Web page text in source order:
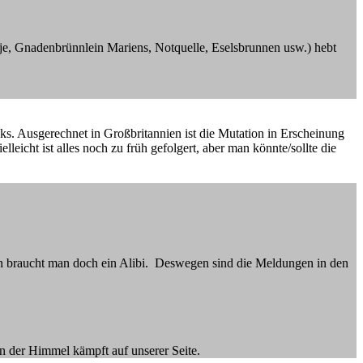
Gnadenbrünnlein Mariens, Notquelle, Eselsbrunnen usw.) hebt
Ausgerechnet in Großbritannien ist die Mutation in Erscheinung
ist alles noch zu früh gefolgert, aber man könnte/sollte die
braucht man doch ein Alibi. Deswegen sind die Meldungen in den
der Himmel kämpft auf unserer Seite.